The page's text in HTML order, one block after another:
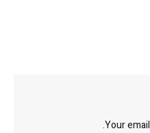
Your